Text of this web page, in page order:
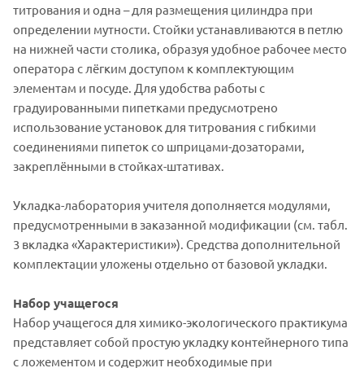
титрования и одна – для размещения цилиндра при
определении мутности. Стойки устанавливаются в петлю
на нижней части столика, образуя удобное рабочее место
оператора с лёгким доступом к комплектующим
элементам и посуде. Для удобства работы с
градуированными пипетками предусмотрено
использование установок для титрования с гибкими
соединениями пипеток со шприцами-дозаторами,
закреплёнными в стойках-штативах.
Укладка-лаборатория учителя дополняется модулями,
предусмотренными в заказанной модификации (см. табл.
3 вкладка «Характеристики»). Средства дополнительной
комплектации уложены отдельно от базовой укладки.
Набор учащегося
Набор учащегося для химико-экологического практикума
представляет собой простую укладку контейнерного типа
с ложементом и содержит необходимые при